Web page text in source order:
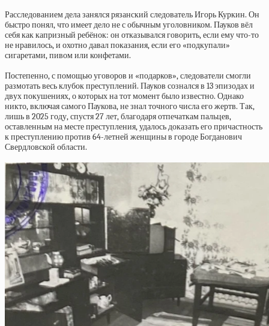
Расследованием дела занялся рязанский следователь Игорь Куркин. Он
быстро понял, что имеет дело не с обычным уголовником. Пауков вёл
себя как капризный ребёнок: он отказывался говорить, если ему что-то
не нравилось, и охотно давал показания, если его «подкупали»
сигаретами, пивом или конфетами.
Постепенно, с помощью уговоров и «подарков», следователи смогли
размотать весь клубок преступлений. Пауков сознался в 13 эпизодах и
двух покушениях, о которых на тот момент было известно. Однако
никто, включая самого Паукова, не знал точного числа его жертв. Так,
лишь в 2025 году, спустя 27 лет, благодаря отпечаткам пальцев,
оставленным на месте преступления, удалось доказать его причастность
к преступлению против 64-летней женщины в городе Богданович
Свердловской области.